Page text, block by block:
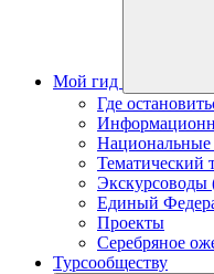
Мой гид
Где
Национальные
Тематический
Экскурсоводы
Единый
Проекты
Серебряное
Турсообществу